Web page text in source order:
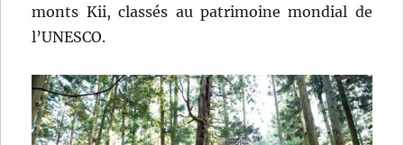
monts Kii, classés au patrimoine mondial de
l’UNESCO.